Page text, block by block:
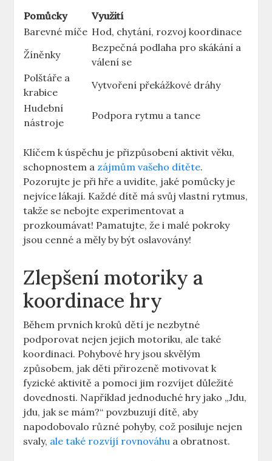
Pomůcky
Využití
Barevné míče Hod, chytání, rozvoj koordinace
Žíněnky
Bezpečná podlaha pro ⁤skákání ​a
válení se
Polštáře a
krabice
Vytvoření překážkové dráhy
Hudební
nástroje
Podpora rytmu a‌ tance
Klíčem⁤ k úspěchu je přizpůsobení aktivit‍ věku,
⁣schopnostem a⁣ zájmům vašeho dítěte.
Pozorujte je při hře a uvidíte, jaké pomůcky je
nejvíce lákají. ⁤Každé dítě má svůj ‍vlastní⁤ rytmus,
‍takže⁤ se ⁤nebojte experimentovat a
prozkoumávat!‍ Pamatujte, že i ‌malé‍ pokroky​
jsou cenné ​a⁣ měly by být⁤ oslavovány!
Zlepšení ‌motoriky a
koordinace hry
Během prvních kroků dětí je⁢ nezbytné
podporovat nejen jejich ‍motoriku, ⁢ale také
koordinaci.‌ Pohybové hry jsou skvělým
‍způsobem, ⁤jak děti přirozeně ⁣motivovat k
fyzické⁣ aktivitě a pomoci jim ⁣rozvíjet důležité
dovednosti. Například jednoduché hry jako‍ „Jdu,
jdu, jak se mám?“ povzbuzují dítě, aby
napodobovalo různé pohyby, což ⁢posiluje nejen
svaly, ale také rozvíjí rovnováhu ⁤ a obratnost.